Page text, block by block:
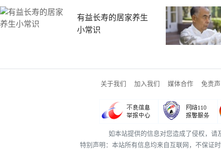
有益长寿的居家养生
小常识
关于我们 加入我们 媒体合作 免责
如本站提供的信息对您造成了侵权，
特别声明：本站所有信息均来自互联网，不保证